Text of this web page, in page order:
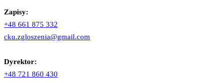
Zapisy:
+48 661 875 332
cku.zgloszenia@gmail.com
Dyrektor:
+48 721 860 430